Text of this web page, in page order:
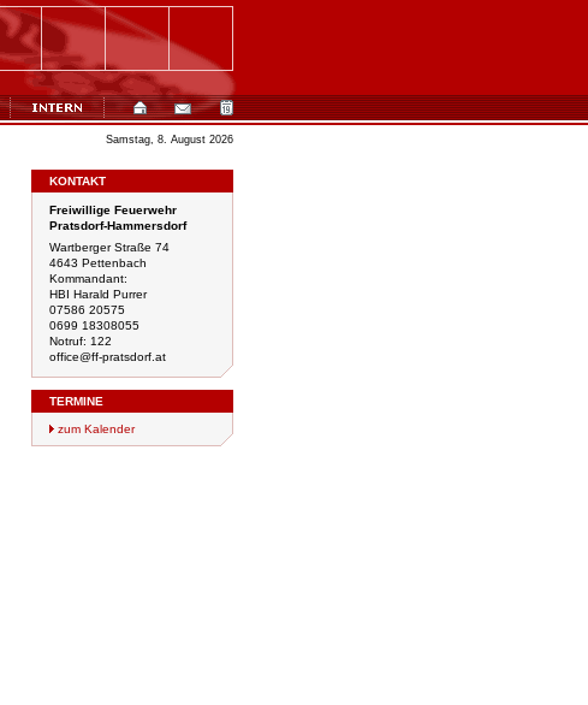
Samstag, 8. August 2026
KONTAKT
Freiwillige Feuerwehr
Pratsdorf-Hammersdorf
Wartberger Straße 74
4643 Pettenbach
Kommandant:
HBI Harald Purrer
07586 20575
0699 18308055
Notruf: 122
office@ff-pratsdorf.at
TERMINE
zum Kalender